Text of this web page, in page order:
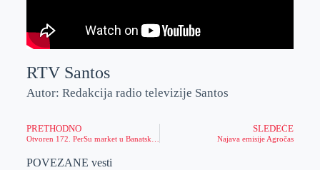
RTV Santos
Autor: Redakcija radio televizije Santos
PRETHODNO SLEDEĆE
Najava emisije Agročas
POVEZANE vesti